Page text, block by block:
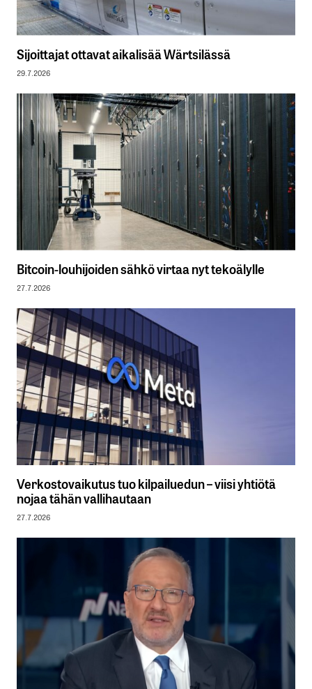
Sijoittajat ottavat aikalisää Wärtsilässä
29.7.2026
Bitcoin-louhijoiden sähkö virtaa nyt tekoälylle
27.7.2026
Verkostovaikutus tuo kilpailuedun – viisi yhtiötä
nojaa tähän vallihautaan
27.7.2026